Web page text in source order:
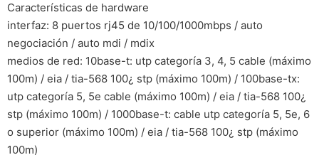
Características de hardware
interfaz: 8 puertos rj45 de 10/100/1000mbps / auto
negociación / auto mdi / mdix
medios de red: 10base-t: utp categoría 3, 4, 5 cable (máximo
100m) / eia / tia-568 100¿ stp (máximo 100m) / 100base-tx:
utp categoría 5, 5e cable (máximo 100m) / eia / tia-568 100¿
stp (máximo 100m) / 1000base-t: cable utp categoría 5, 5e, 6
o superior (máximo 100m) / eia / tia-568 100¿ stp (máximo
100m)